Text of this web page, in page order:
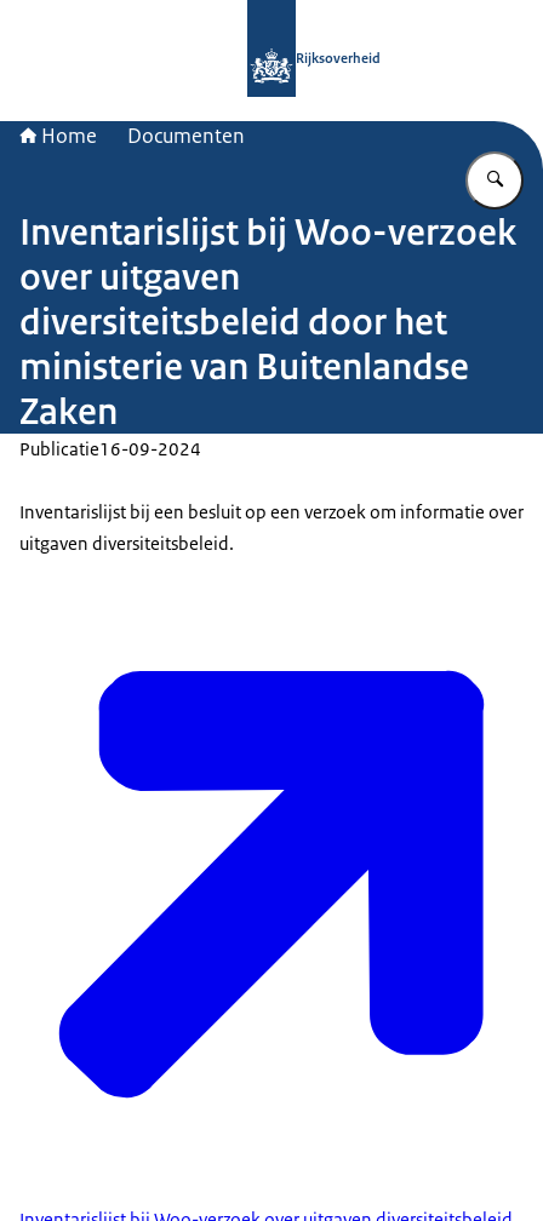
Rijksoverheid
Home Documenten
Inventarislijst bij Woo-verzoek
over uitgaven
diversiteitsbeleid door het
ministerie van Buitenlandse
Zaken
Publicatie16-09-2024
Inventarislijst bij een besluit op een verzoek om informatie over
uitgaven diversiteitsbeleid.